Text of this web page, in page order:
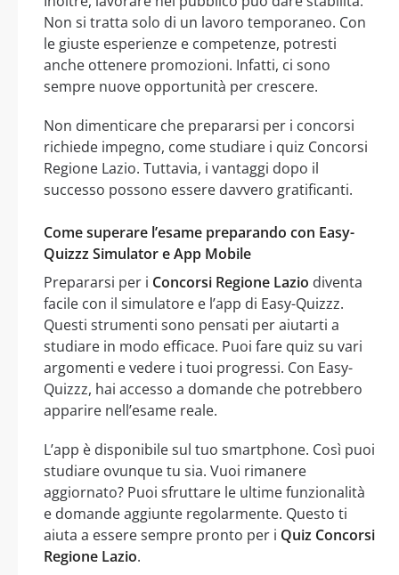
Non si tratta solo di un lavoro temporaneo. Con
le giuste esperienze e competenze, potresti
anche ottenere promozioni. Infatti, ci sono
sempre nuove opportunità per crescere.
Non dimenticare che prepararsi per i concorsi
richiede impegno, come studiare i quiz Concorsi
Regione Lazio. Tuttavia, i vantaggi dopo il
successo possono essere davvero gratificanti.
Come superare l’esame preparando con Easy-
Quizzz Simulator e App Mobile
Prepararsi per i Concorsi Regione Lazio diventa
facile con il simulatore e l’app di Easy-Quizzz.
Questi strumenti sono pensati per aiutarti a
studiare in modo efficace. Puoi fare quiz su vari
argomenti e vedere i tuoi progressi. Con Easy-
Quizzz, hai accesso a domande che potrebbero
apparire nell’esame reale.
L’app è disponibile sul tuo smartphone. Così puoi
studiare ovunque tu sia. Vuoi rimanere
aggiornato? Puoi sfruttare le ultime funzionalità
e domande aggiunte regolarmente. Questo ti
aiuta a essere sempre pronto per i Quiz Concorsi
Regione Lazio.